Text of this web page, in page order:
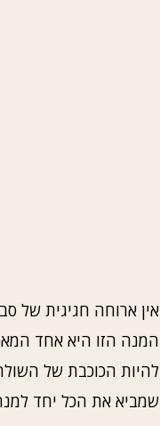
אין ארוחה חגיגית של
המנה הזו היא אחד
להיות הכוכבת של
שמביא את הכל יחד